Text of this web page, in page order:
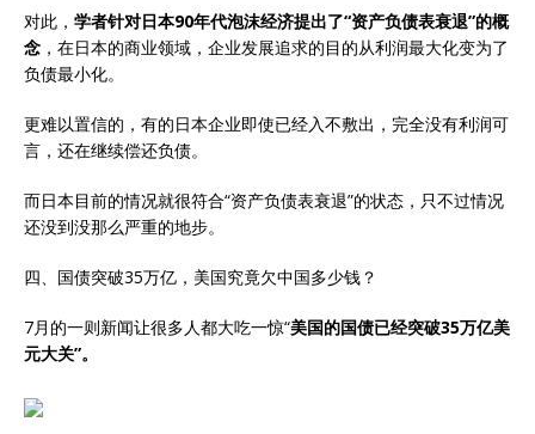
对此， 学者针对日本90年代泡沫经济提出了“资产负债表衰退”的概
念 ，在日本的商业领域，企业发展追求的目的从利润最大化变为了
负债最小化。
更难以置信的，有的日本企业即使已经入不敷出，完全没有利润可
言，还在继续偿还负债。
而日本目前的情况就很符合“资产负债表衰退”的状态，只不过情况
还没到没那么严重的地步。
四、国债突破35万亿，美国究竟欠中国多少钱？
7月的一则新闻让很多人都大吃一惊“美国的国债已经突破35万亿美
元大关”。